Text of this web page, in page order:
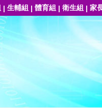
| 生輔組 | 體育組 | 衛生組 | 家